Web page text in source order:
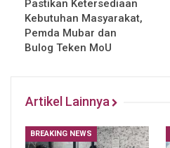
Pastikan Ketersediaan
Kebutuhan Masyarakat,
Pemda Mubar dan
Bulog Teken MoU
Artikel Lainnya
BREAKING NEWS